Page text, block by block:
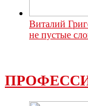
Виталий
не пустые